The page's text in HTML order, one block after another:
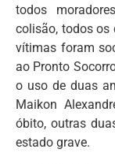
todos
colisão, todos os
vítimas foram
ao Pronto
o uso de duas
Maikon
óbito, outras
estado grave.